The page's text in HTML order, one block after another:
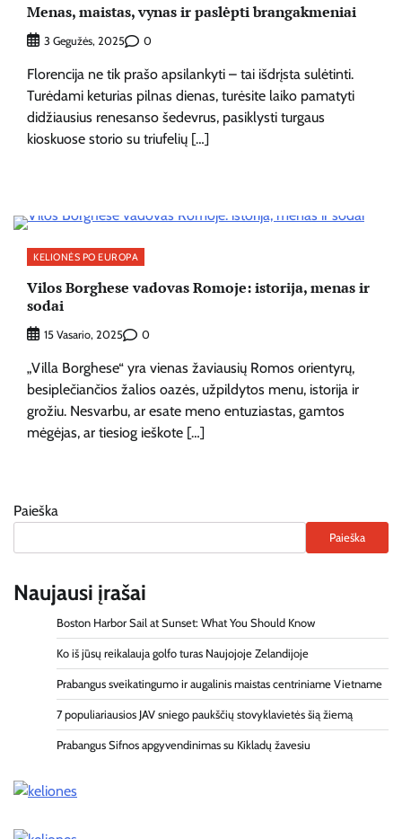
Menas, maistas, vynas ir paslėpti brangakmeniai
3 Gegužės, 2025 0
Florencija ne tik prašo apsilankyti – tai išdrįsta sulėtinti.
Turėdami keturias pilnas dienas, turėsite laiko pamatyti
didžiausius renesanso šedevrus, pasiklysti turgaus
kioskuose storio su triufelių […]
KELIONĖS PO EUROPA
Vilos Borghese vadovas Romoje: istorija, menas ir
sodai
15 Vasario, 2025 0
„Villa Borghese“ yra vienas žaviausių Romos orientyrų,
besiplečiančios žalios oazės, užpildytos menu, istorija ir
grožiu. Nesvarbu, ar esate meno entuziastas, gamtos
mėgėjas, ar tiesiog ieškote […]
Paieška
Paieška
Naujausi įrašai
Boston Harbor Sail at Sunset: What You Should Know
Ko iš jūsų reikalauja golfo turas Naujojoje Zelandijoje
Prabangus sveikatingumo ir augalinis maistas centriniame Vietname
7 populiariausios JAV sniego paukščių stovyklavietės šią žiemą
Prabangus Sifnos apgyvendinimas su Kikladų žavesiu